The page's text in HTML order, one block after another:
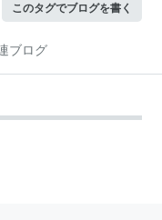
このタグでブログを書く
ブログ